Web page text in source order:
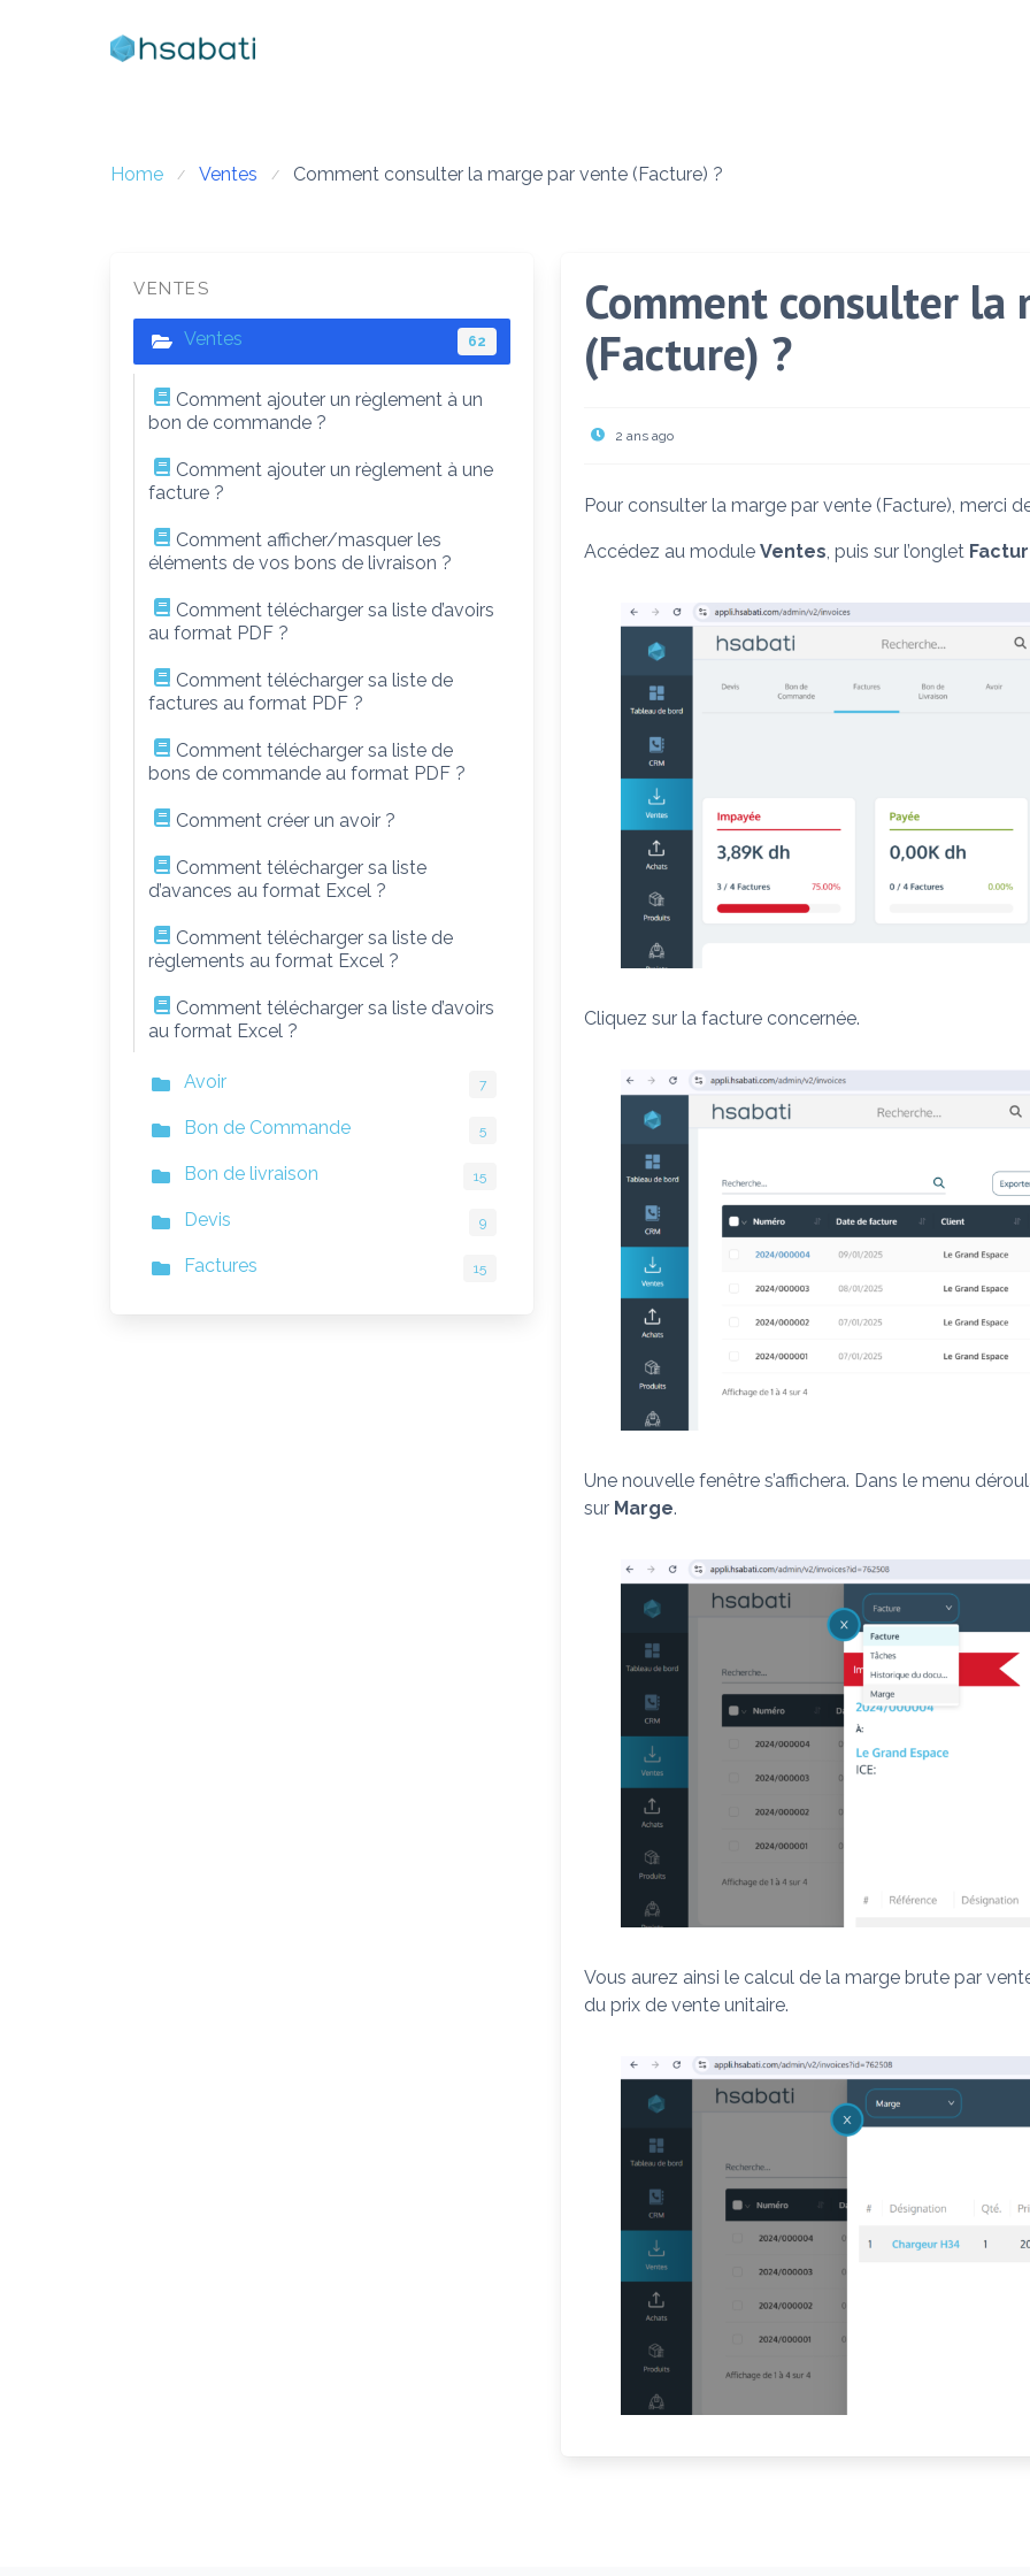
Home Ventes Comment consulter la marge par vente (Facture) ?
VENTES
Ventes 62
Comment ajouter un règlement à un
bon de commande ?
Comment ajouter un règlement à une
facture ?
Comment afficher/masquer les
éléments de vos bons de livraison ?
Comment télécharger sa liste d’avoirs
au format PDF ?
Comment télécharger sa liste de
factures au format PDF ?
Comment télécharger sa liste de
bons de commande au format PDF ?
Comment créer un avoir ?
Comment télécharger sa liste
d’avances au format Excel ?
Comment télécharger sa liste de
règlements au format Excel ?
Comment télécharger sa liste d’avoirs
au format Excel ?
Avoir 7
Bon de Commande 5
Bon de livraison 15
Devis 9
Factures 15
Comment consulter la
(Facture) ?
2 ans ago
Pour consulter la marge par vente (Facture), merci
Accédez au moduleVentes, puis sur l’onglet
Cliquez sur la facture concernée.
Une nouvelle fenêtre s’affichera. Dans le menu
sur Marge.
Vous aurez ainsi le calcul de la marge brute par
du prix de vente unitaire.